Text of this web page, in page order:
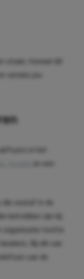
staan, hoewel dit
versies jou
in het
en een
vooraf in de
betrokken zijn bij
organisatie testte
Bij elk van
van de